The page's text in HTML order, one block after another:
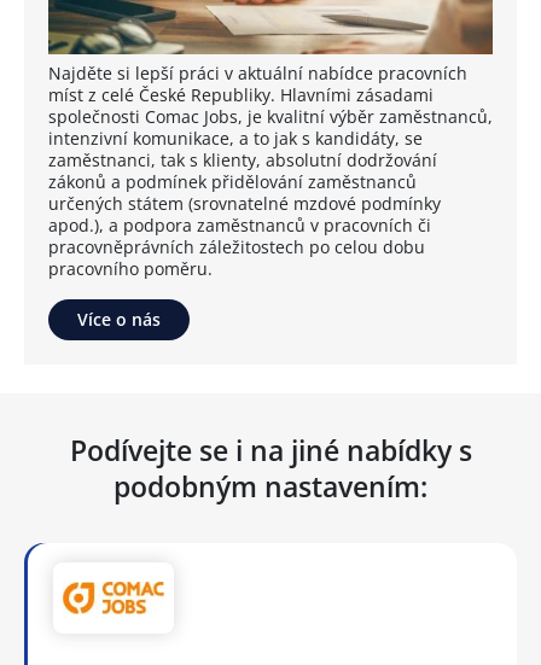
Najděte si lepší práci v aktuální nabídce pracovních
míst z celé České Republiky. Hlavními zásadami
společnosti Comac Jobs, je kvalitní výběr zaměstnanců,
intenzivní komunikace, a to jak s kandidáty, se
zaměstnanci, tak s klienty, absolutní dodržování
zákonů a podmínek přidělování zaměstnanců
určených státem (srovnatelné mzdové podmínky
apod.), a podpora zaměstnanců v pracovních či
pracovněprávních záležitostech po celou dobu
pracovního poměru.
Více o nás
Podívejte se i na jiné nabídky s
podobným nastavením: